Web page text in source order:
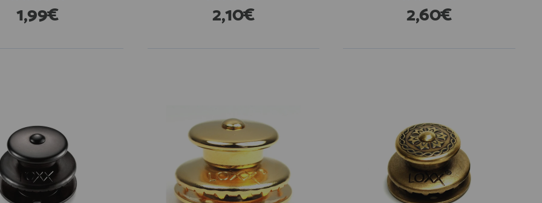
1,99€ 2,10€ 2,60€